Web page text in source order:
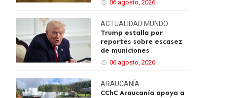
06 agosto, 2026
ACTUALIDAD MUNDO
Trump estalla por
reportes sobre escasez
de municiones
06 agosto, 2026
ARAUCANÍA
CChC Araucanía apoya a